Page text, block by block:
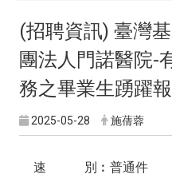
(招聘資訊) 臺灣
團法人門諾醫院-
務之畢業生踴躍
2025-05-28 施蒨蓉
速 別︰普通件